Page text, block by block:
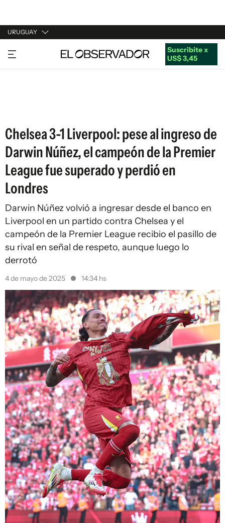
URUGUAY
URUGUAY
ARGENTINA
Suscribite x
US$ 3,45
Chelsea 3-1 Liverpool: pese al ingreso de
Darwin Núñez, el campeón de la Premier
League fue superado y perdió en
Londres
Darwin Núñez volvió a ingresar desde el banco en
Liverpool en un partido contra Chelsea y el
campeón de la Premier League recibio el pasillo de
su rival en señal de respeto, aunque luego lo
derrotó
4 de mayo de 2025 14:34 hs